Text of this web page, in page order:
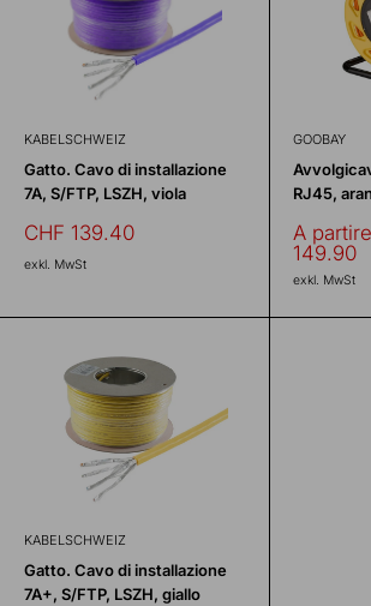
KABELSCHWEIZ
Gatto. Cavo di installazione
7A, S/FTP, LSZH, viola
Prezzo
CHF 139.40
exkl. MwSt
GOOBAY
RJ45,
Prezzo
scontato
A
149.90
exkl. MwSt
KABELSCHWEIZ
Gatto. Cavo di installazione
7A+, S/FTP, LSZH, giallo